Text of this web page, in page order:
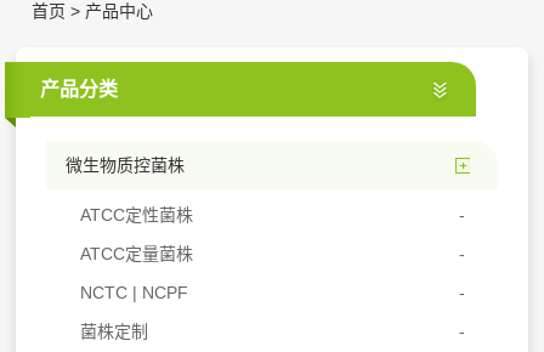
首页 > 产品中心
产品分类
微生物质控菌株
ATCC定性菌株
ATCC定量菌株
NCTC | NCPF
菌株定制